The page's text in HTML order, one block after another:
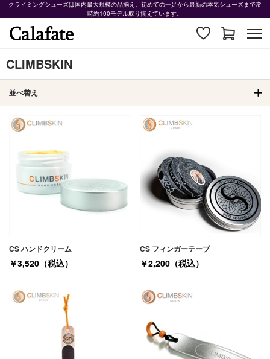
クライミングシューズは国内最大規模の品揃え。初めての一足から最新の本気シューズまで常
時約100モデル取り揃えています。
CLIMBSKIN
並べ替え
CS ハンドクリーム
￥3,520（税込）
CS フィンガーテープ
￥2,200（税込）